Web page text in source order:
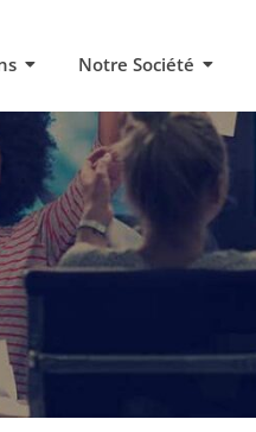
Notre Société